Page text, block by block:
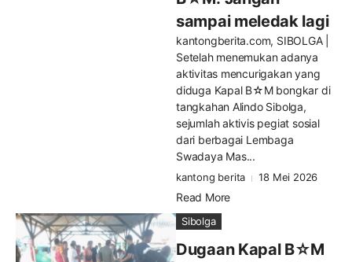
sampai meledak lagi
kantongberita.com, SIBOLGA |
Setelah menemukan adanya
aktivitas mencurigakan yang
diduga Kapal B☆M bongkar di
tangkahan Alindo Sibolga,
sejumlah aktivis pegiat sosial
dari berbagai Lembaga
Swadaya Mas...
kantong berita 18 Mei 2026
Read More
Sibolga
Dugaan Kapal B☆M